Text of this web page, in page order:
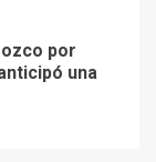
por
una